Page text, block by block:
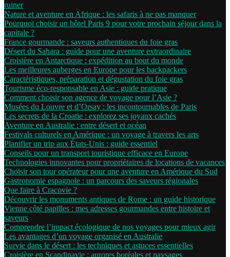
ruiner
Nature et aventure en Afrique : les safaris à ne pas manquer
Pourquoi choisir un hôtel Paris 9 pour votre prochain séjour dans la
capitale ?
France gourmande : saveurs authentiques du foie gras
Désert du Sahara : guide pour une aventure extraordinaire
Croisière en Antarctique : expédition au bout du monde
Les meilleures auberges en Europe pour les backpackers
Caractéristiques, préparation et dégustation du foie gras
Tourisme éco-responsable en Asie : guide pratique
Comment choisir son agence de voyage pour l’Asie ?
Musées du Louvre et d’Orsay : les incontournables de Paris
Les secrets de la Croatie : explorez ses joyaux cachés
Aventure en Australie : entre désert et océan
Festivals culturels en Amérique : un voyage à travers les arts
Planifier un trip aux États-Unis : guide essentiel
Conseils pour un transport touristique efficace en Europe
Technologies innovantes pour propriétaires de locations de vacances
Choisir son tour opérateur pour une aventure en Amérique du Sud
Gastronomie espagnole : un parcours des saveurs régionales
Que faire à Cracovie ?
Découvrir les monuments antiques de Rome : un guide historique
Vienne côté papilles : mes adresses gourmandes entre histoire et
saveurs
Comprendre l’impact écologique de nos voyages pour mieux agir
Les avantages d’un voyage organisé en Australie
Survie dans le désert : les techniques et astuces essentielles
Croisière en Scandinavie : aurores boréales et paysages